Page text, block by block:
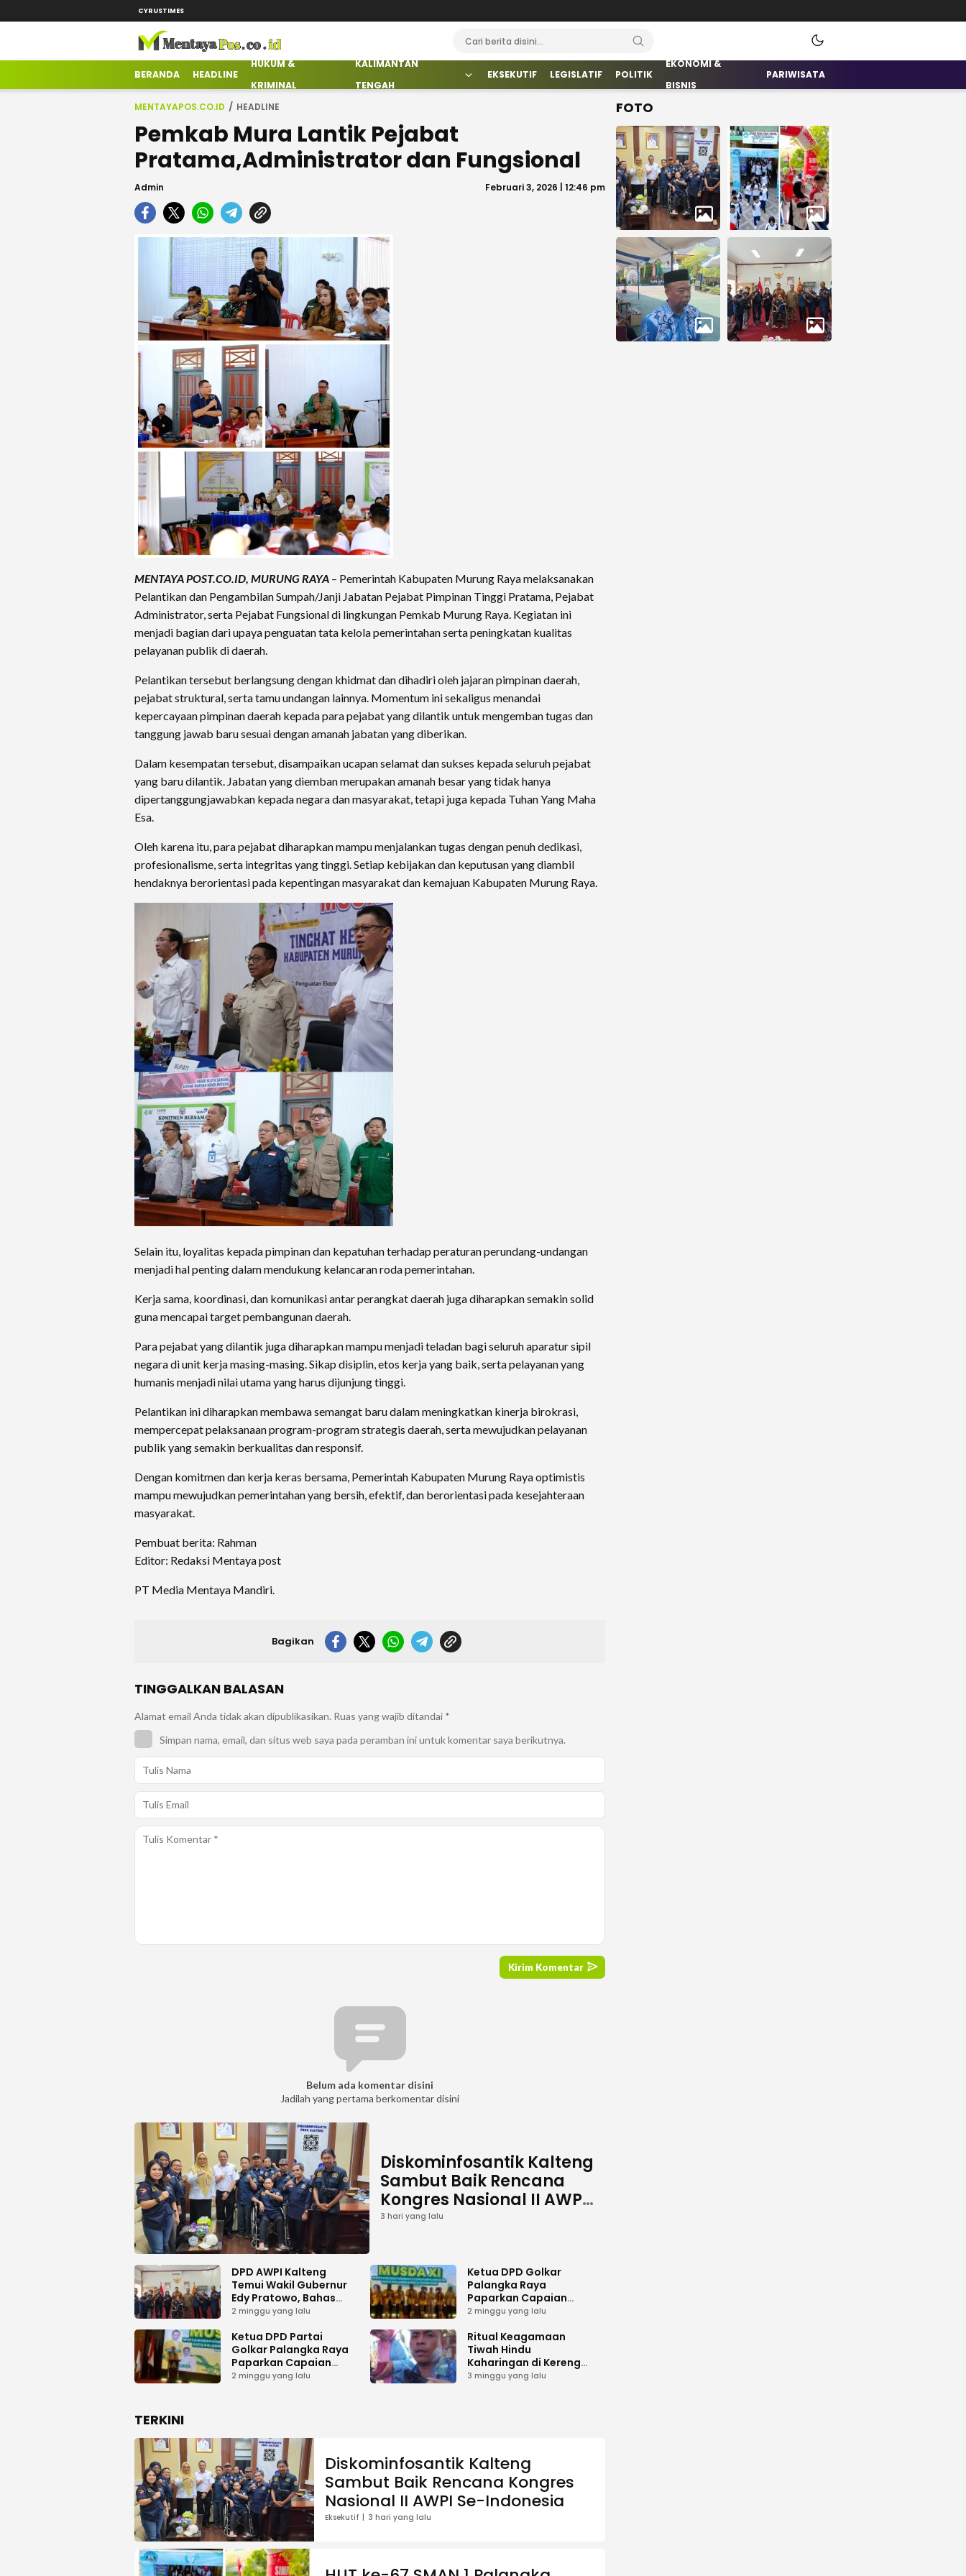
CYRUSTIMES
mentayapos.co.id
Terkini Mengabarkan
BERANDA HEADLINE
HUKUM &
KRIMINAL
KALIMANTAN
TENGAH
EKSEKUTIF LEGISLATIF POLITIK
EKONOMI &
BISNIS
PARIWISATA
MENTAYAPOS.CO.ID HEADLINE
Pemkab Mura Lantik Pejabat
Pratama,Administrator dan Fungsional
Admin Februari 3, 2026 | 12:46 pm
MENTAYA POST.CO.ID, MURUNG RAYA – Pemerintah Kabupaten Murung Raya melaksanakan
Pelantikan dan Pengambilan Sumpah/Janji Jabatan Pejabat Pimpinan Tinggi Pratama, Pejabat
Administrator, serta Pejabat Fungsional di lingkungan Pemkab Murung Raya. Kegiatan ini
menjadi bagian dari upaya penguatan tata kelola pemerintahan serta peningkatan kualitas
pelayanan publik di daerah.
Pelantikan tersebut berlangsung dengan khidmat dan dihadiri oleh jajaran pimpinan daerah,
pejabat struktural, serta tamu undangan lainnya. Momentum ini sekaligus menandai
kepercayaan pimpinan daerah kepada para pejabat yang dilantik untuk mengemban tugas dan
tanggung jawab baru sesuai dengan amanah jabatan yang diberikan.
Dalam kesempatan tersebut, disampaikan ucapan selamat dan sukses kepada seluruh pejabat
yang baru dilantik. Jabatan yang diemban merupakan amanah besar yang tidak hanya
dipertanggungjawabkan kepada negara dan masyarakat, tetapi juga kepada Tuhan Yang Maha
Esa.
Oleh karena itu, para pejabat diharapkan mampu menjalankan tugas dengan penuh dedikasi,
profesionalisme, serta integritas yang tinggi. Setiap kebijakan dan keputusan yang diambil
hendaknya berorientasi pada kepentingan masyarakat dan kemajuan Kabupaten Murung Raya.
Selain itu, loyalitas kepada pimpinan dan kepatuhan terhadap peraturan perundang-undangan
menjadi hal penting dalam mendukung kelancaran roda pemerintahan.
Kerja sama, koordinasi, dan komunikasi antar perangkat daerah juga diharapkan semakin solid
guna mencapai target pembangunan daerah.
Para pejabat yang dilantik juga diharapkan mampu menjadi teladan bagi seluruh aparatur sipil
negara di unit kerja masing-masing. Sikap disiplin, etos kerja yang baik, serta pelayanan yang
humanis menjadi nilai utama yang harus dijunjung tinggi.
Pelantikan ini diharapkan membawa semangat baru dalam meningkatkan kinerja birokrasi,
mempercepat pelaksanaan program-program strategis daerah, serta mewujudkan pelayanan
publik yang semakin berkualitas dan responsif.
Dengan komitmen dan kerja keras bersama, Pemerintah Kabupaten Murung Raya optimistis
mampu mewujudkan pemerintahan yang bersih, efektif, dan berorientasi pada kesejahteraan
masyarakat.
Pembuat berita: Rahman
Editor: Redaksi Mentaya post
PT Media Mentaya Mandiri.
Bagikan
TINGGALKAN BALASAN
Alamat email Anda tidak akan dipublikasikan. Ruas yang wajib ditandai *
Simpan nama, email, dan situs web saya pada peramban ini untuk komentar saya berikutnya.
Belum ada komentar disini
Jadilah yang pertama berkomentar disini
Diskominfosantik Kalteng
Sambut Baik Rencana
Kongres Nasional II AWPI
Se-Indonesia
3 hari yang lalu
DPD AWPI Kalteng
Temui Wakil Gubernur
Edy Pratowo, Bahas
Dukungan Kongres
Kalimantan Tengah
2 minggu yang lalu
Ketua DPD Golkar
Palangka Raya
Paparkan Capaian
Kepengurusan pada
2 minggu yang lalu
Ketua DPD Partai
Golkar Palangka Raya
Paparkan Capaian
Organisasi dan
2 minggu yang lalu
Ritual Keagamaan
Tiwah Hindu
Kaharingan di Kereng
Bangkirai Memasuki
3 minggu yang lalu
TERKINI
Diskominfosantik Kalteng
Sambut Baik Rencana Kongres
Nasional II AWPI Se-Indonesia
Eksekutif 3 hari yang lalu
FOTO